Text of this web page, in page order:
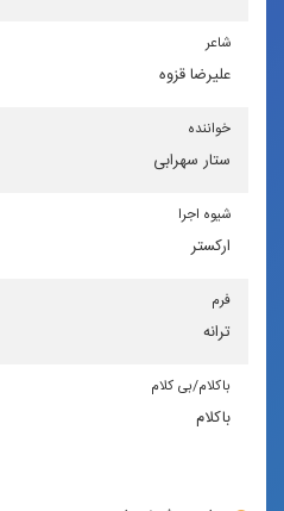
شاعر
علیرضا قزوه
خواننده
ستار سهرابی
شیوه اجرا
اركستر
فرم
ترانه
باكلام/بی كلام
باکلام